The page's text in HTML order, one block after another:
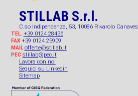
STILLAB S.r.l.
C.so Indipendenza, 53, 10086 Rivarolo
TEL. +39 0124 28436
FAX+39 0124 25909
MAIL offerte@stillab.it
PEC stillab@pec.it
Lavora con noi
Seguici su Linkedin
Sitemap